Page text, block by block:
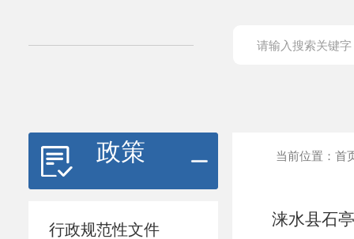
政策
行政规范性文件
当前位置： 首
涞水县石